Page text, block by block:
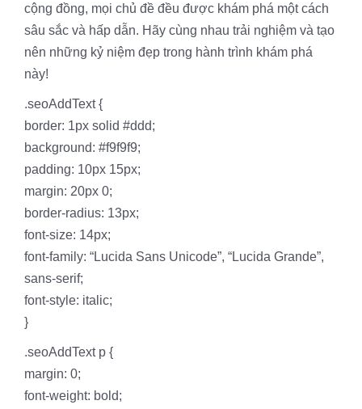
cộng đồng, mọi chủ đề đều được khám phá một cách
sâu sắc và hấp dẫn. Hãy cùng nhau trải nghiệm và tạo
nên những kỷ niệm đẹp trong hành trình khám phá
này!
.seoAddText {
border: 1px solid #ddd;
background: #f9f9f9;
padding: 10px 15px;
margin: 20px 0;
border-radius: 13px;
font-size: 14px;
font-family: “Lucida Sans Unicode”, “Lucida Grande”,
sans-serif;
font-style: italic;
}
.seoAddText p {
margin: 0;
font-weight: bold;